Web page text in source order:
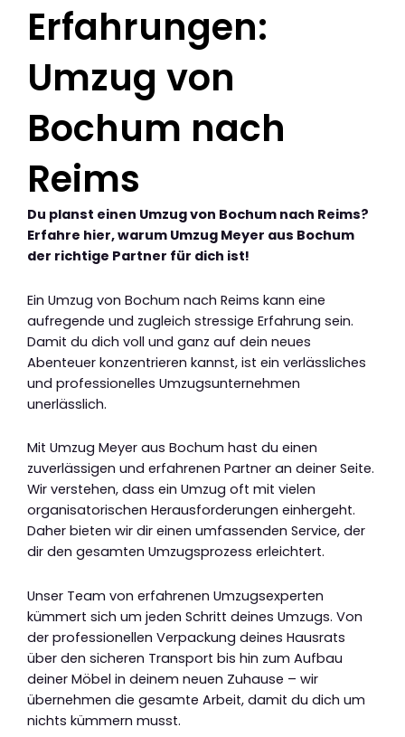
Erfahrungen:
Umzug von
Bochum nach
Reims
Du planst einen Umzug von Bochum nach Reims?
Erfahre hier, warum Umzug Meyer aus Bochum
der richtige Partner für dich ist!
Ein Umzug von Bochum nach Reims kann eine
aufregende und zugleich stressige Erfahrung sein.
Damit du dich voll und ganz auf dein neues
Abenteuer konzentrieren kannst, ist ein verlässliches
und professionelles Umzugsunternehmen
unerlässlich.
Mit Umzug Meyer aus Bochum hast du einen
zuverlässigen und erfahrenen Partner an deiner Seite.
Wir verstehen, dass ein Umzug oft mit vielen
organisatorischen Herausforderungen einhergeht.
Daher bieten wir dir einen umfassenden Service, der
dir den gesamten Umzugsprozess erleichtert.
Unser Team von erfahrenen Umzugsexperten
kümmert sich um jeden Schritt deines Umzugs. Von
der professionellen Verpackung deines Hausrats
über den sicheren Transport bis hin zum Aufbau
deiner Möbel in deinem neuen Zuhause – wir
übernehmen die gesamte Arbeit, damit du dich um
nichts kümmern musst.